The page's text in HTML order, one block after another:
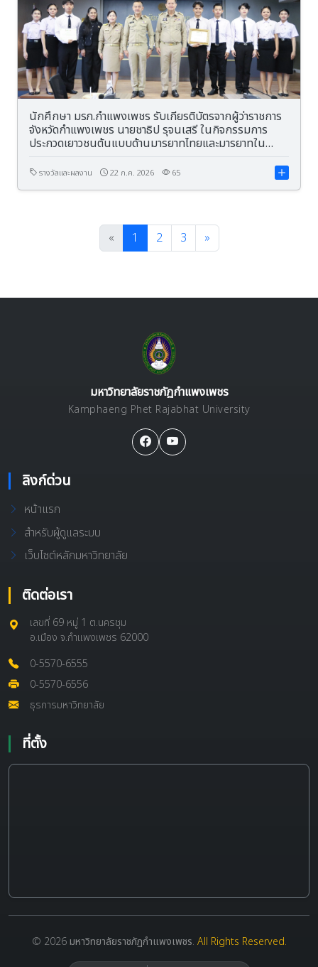
นักศึกษา มรภ.กำแพงเพชร รับเกียรติบัตรจากผู้ว่าราชการ
จังหวัดกำแพงเพชร นายชาธิป รุจนเสรี ในกิจกรรมการ
ประกวดเยาวชนต้นแบบด้านมารยาทไทยและมารยาทใน
รางวัลและผลงาน 22 ก.ค. 2026 65
« 1 2 3 »
มหาวิทยาลัยราชภัฏกำแพงเพชร
Kamphaeng Phet Rajabhat University
ลิงก์ด่วน
หน้าแรก
สำหรับผู้ดูแลระบบ
เว็บไซต์หลักมหาวิทยาลัย
ติดต่อเรา
เลขที่ 69 หมู่ 1 ต.นครชุม
อ.เมือง จ.กำแพงเพชร 62000
0-5570-6555
0-5570-6556
ธุรการมหาวิทยาลัย
ที่ตั้ง
© 2026มหาวิทยาลัยราชภัฏกำแพงเพชร. All Rights Reserved.